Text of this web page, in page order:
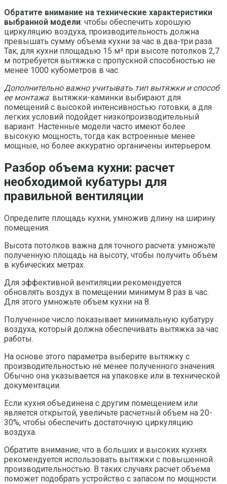
Обратите внимание на технические характеристики
выбранной модели: чтобы обеспечить хорошую
циркуляцию воздуха, производительность должна
превышать сумму объема кухни за час в два-три раза.
Так, для кухни площадью 15 м² при высоте потолков 2,7
м потребуется вытяжка с пропускной способностью не
менее 1000 кубометров в час.
Дополнительно важно учитывать тип вытяжки и способ
ее монтажа: вытяжки-каминки выбирают для
помещений с высокой интенсивностью готовки, а для
легких условий подойдет низкопроизводительный
вариант. Настенные модели часто имеют более
высокую мощность, тогда как встроенные менее
мощные, но более аккуратно органичены интерьером.
Разбор объема кухни: расчет
необходимой кубатуры для
правильной вентиляции
Определите площадь кухни, умножив длину на ширину
помещения.
Высота потолков важна для точного расчета: умножьте
полученную площадь на высоту, чтобы получить объем
в кубических метрах.
Для эффективной вентиляции рекомендуется
обновлять воздух в помещении минимум 8 раз в час.
Для этого умножьте объем кухни на 8.
Полученное число показывает минимальную кубатуру
воздуха, который должна обеспечивать вытяжка за час
работы.
На основе этого параметра выберите вытяжку с
производительностью не менее полученного значения.
Обычно она указывается на упаковке или в технической
документации.
Если кухня объединена с другим помещением или
является открытой, увеличьте расчетный объем на 20-
30%, чтобы обеспечить достаточную циркуляцию
воздуха.
Обратите внимание, что в больших и высоких кухнях
рекомендуется использовать вытяжки с повышенной
производительностью. В таких случаях расчет объема
поможет подобрать устройство с запасом по мощности.